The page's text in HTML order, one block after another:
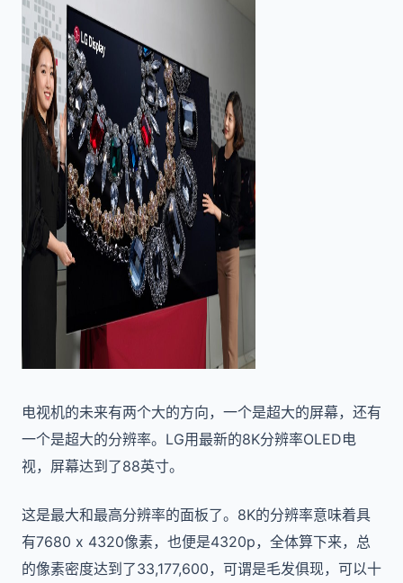
电视机的未来有两个大的方向，一个是超大的屏幕，还有
一个是超大的分辨率。LG用最新的8K分辨率OLED电
视，屏幕达到了88英寸。
这是最大和最高分辨率的面板了。8K的分辨率意味着具
有7680 x 4320像素，也便是4320p，全体算下来，总
的像素密度达到了33,177,600，可谓是毛发俱现，可以十